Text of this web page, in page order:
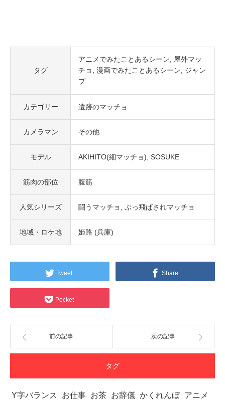
タグ
アニメでみたことあるシーン
屋外マッ
チョ
漫画でみたことあるシーン
ジャン
プ
カテゴリー 遺跡のマッチョ
カメラマン その他
モデル AKIHITO(細マッチョ) SOSUKE
筋肉の部位 腹筋
人気シリーズ 闘うマッチョ ぶっ飛ばされマッチョ
地域・ロケ地 姫路 (兵庫)
Tweet Share
Pocket
前の記事 次の記事
タグ
Y字バランス お仕事 お茶 お辞儀 かくれんぼ アニメ